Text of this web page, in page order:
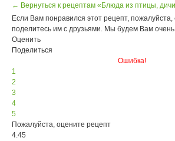
← Вернуться к рецептам «Блюда из птицы,
Если Вам понравился этот рецепт, пожалуйста,
поделитесь им с друзьями. Мы будем Вам
Оценить
Поделиться
Ошибка!
1
2
3
4
5
Пожалуйста, оцените рецепт
4.45